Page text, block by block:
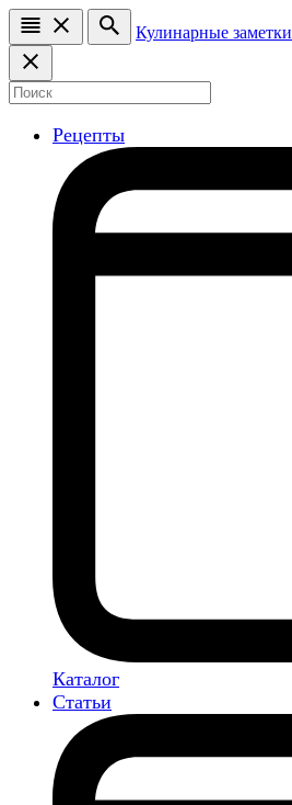
Кулинарные заметки
Рецепты
Каталог
Статьи